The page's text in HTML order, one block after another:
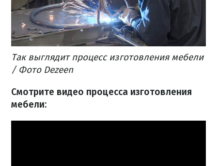
Так выглядит процесс изготовления мебели
/ Фото Dezeen
Смотрите видео процесса изготовления
мебели: